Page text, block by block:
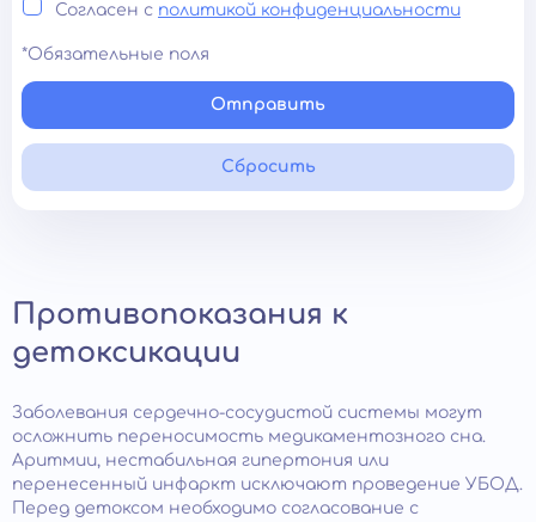
Согласен с политикой конфиденциальности
*Обязательные поля
Отправить
Сбросить
Противопоказания к
детоксикации
Заболевания сердечно-сосудистой системы могут
осложнить переносимость медикаментозного сна.
Аритмии, нестабильная гипертония или
перенесенный инфаркт исключают проведение УБОД.
Перед детоксом необходимо согласование с